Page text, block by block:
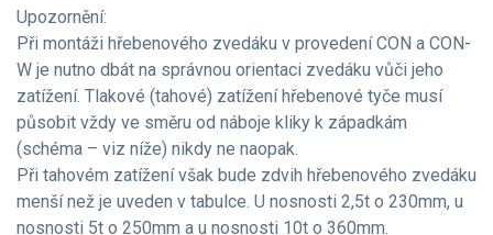
Upozornění:
Při montáži hřebenového zvedáku v provedení CON a CON-
W je nutno dbát na správnou orientaci zvedáku vůči jeho
zatížení. Tlakové (tahové) zatížení hřebenové tyče musí
působit vždy ve směru od náboje kliky k západkám
(schéma – viz níže) nikdy ne naopak.
Při tahovém zatížení však bude zdvih hřebenového zvedáku
menší než je uveden v tabulce. U nosnosti 2,5t o 230mm, u
nosnosti 5t o 250mm a u nosnosti 10t o 360mm.